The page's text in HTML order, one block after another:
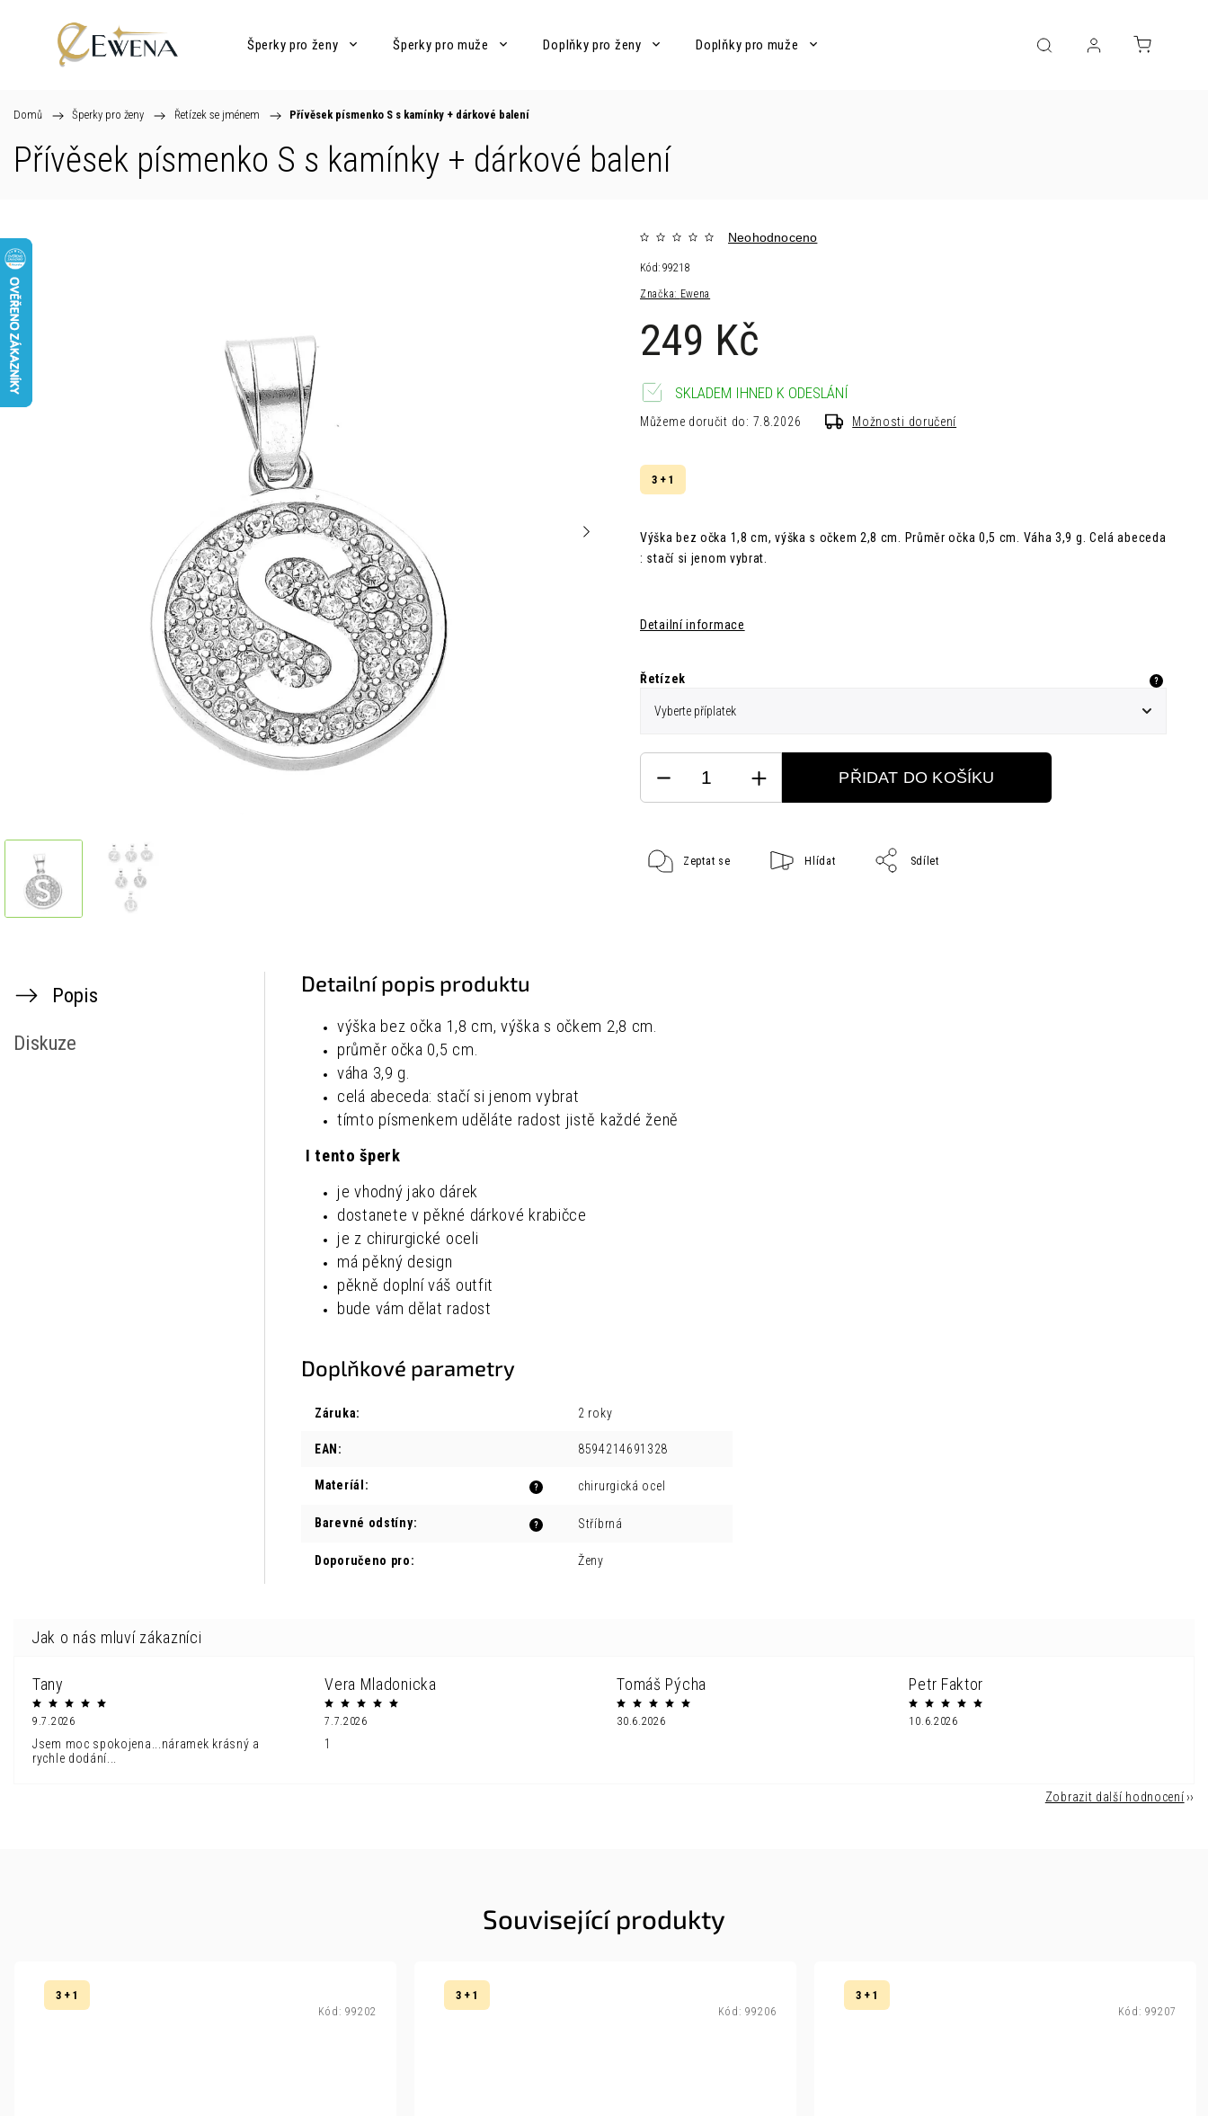
Šperky pro ženy Šperky pro muže Doplňky pro ženy Doplňky pro muže Výprodej Bižuterie
Domů / Šperky pro ženy / Řetízek se jménem / Přívěsek písmenko S s kamínky + dárkové balení
Přívěsek písmenko S s kamínky + dárkové balení
Značka: Ewena
Neohodnoceno
249 Kč
Kód: 99218
3 + 1
Výška bez očka 1,8 cm, výška s očkem 2,8 cm. Průměr očka 0,5 cm. Váha 3,9 g. Celá abeceda
: stačí si jenom vybrat.
Detailní informace
Řetízek ?
SKLADEM IHNED K ODESLÁNÍ
Můžeme doručit do: 7.8.2026 Možnosti doručení
PŘIDAT DO KOŠÍKU
Zeptat se Hlídat Sdílet
Popis
Diskuze
Detailní popis produktu
výška bez očka 1,8 cm, výška s očkem 2,8 cm.
průměr očka 0,5 cm.
váha 3,9 g.
celá abeceda: stačí si jenom vybrat
tímto písmenkem uděláte radost jistě každé ženě
I tento šperk
je vhodný jako dárek
dostanete v pěkné dárkové krabičce
je z chirurgické oceli
má pěkný design
pěkně doplní váš outfit
bude vám dělat radost
Doplňkové parametry
Záruka: 2 roky
EAN: 8594214691328
?
Materíál: chirurgická ocel
?
Barevné odstíny: Stříbrná
Doporučeno pro: Ženy
Tany
9.7.2026
Jsem moc spokojena...náramek krásný a
rychle dodání...
Vera Mladonicka
7.7.2026
1
Tomáš Pýcha
30.6.2026
Petr Faktor
10.6.2026
Zobrazit další hodnocení
Související produkty
3 + 1
Kód: 99202
3 + 1
Kód: 99206
3 + 1
Kód: 99207